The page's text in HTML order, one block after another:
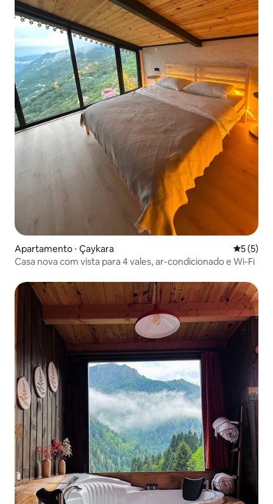
Apartamento ⋅ Çaykara 5 de
5 (5)
Casa nova com vista para 4 vales, ar-condicionado e Wi-Fi